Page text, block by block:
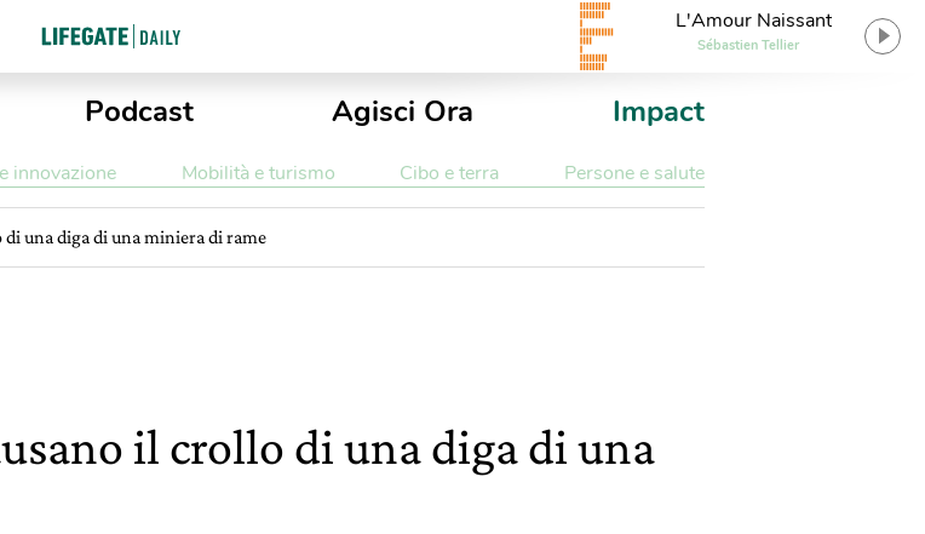
L'Amour Naissant
Sébastien Tellier
Podcast Agisci Ora Impact
innovazione Mobilità e turismo Cibo e terra Persone e salute
una diga di una miniera di rame
il crollo di una diga di una